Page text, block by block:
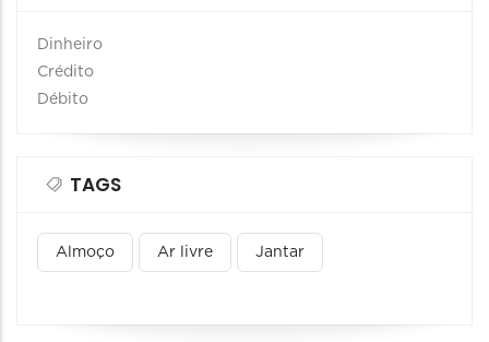
Dinheiro
Crédito
Débito
TAGS
Almoço Ar livre Jantar